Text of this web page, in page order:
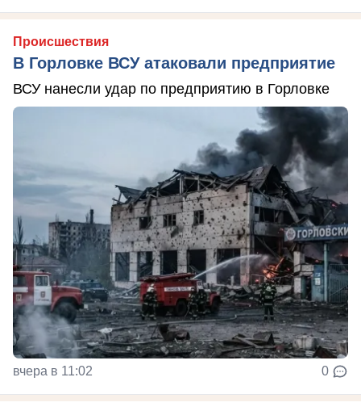
Происшествия
В Горловке ВСУ атаковали предприятие
ВСУ нанесли удар по предприятию в Горловке
вчера в 11:02 0